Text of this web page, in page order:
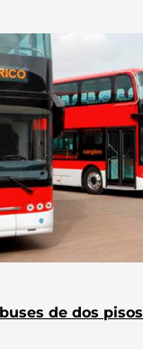
de dos pisos